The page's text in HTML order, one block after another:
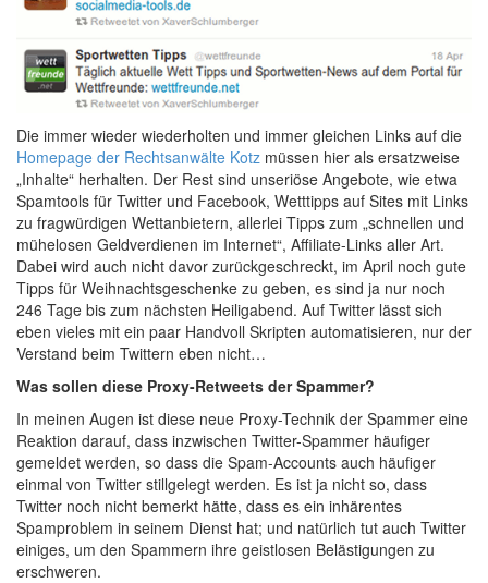
Die immer wieder wiederholten und immer gleichen Links auf die
Homepage der Rechtsanwälte Kotz müssen hier als ersatzweise
„Inhalte“ herhalten. Der Rest sind unseriöse Angebote, wie etwa
Spamtools für Twitter und Facebook, Wetttipps auf Sites mit Links
zu fragwürdigen Wettanbietern, allerlei Tipps zum „schnellen und
mühelosen Geldverdienen im Internet“, Affiliate-Links aller Art.
Dabei wird auch nicht davor zurückgeschreckt, im April noch gute
Tipps für Weihnachtsgeschenke zu geben, es sind ja nur noch
246 Tage bis zum nächsten Heiligabend. Auf Twitter lässt sich
eben vieles mit ein paar Handvoll Skripten automatisieren, nur der
Verstand beim Twittern eben nicht…
Was sollen diese Proxy-Retweets der Spammer?
In meinen Augen ist diese neue Proxy-Technik der Spammer eine
Reaktion darauf, dass inzwischen Twitter-Spammer häufiger
gemeldet werden, so dass die Spam-Accounts auch häufiger
einmal von Twitter stillgelegt werden. Es ist ja nicht so, dass
Twitter noch nicht bemerkt hätte, dass es ein inhärentes
Spamproblem in seinem Dienst hat; und natürlich tut auch Twitter
einiges, um den Spammern ihre geistlosen Belästigungen zu
erschweren.